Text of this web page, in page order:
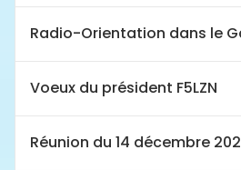
Radio-Orientation dans le
Voeux du président F5LZN
Réunion du 14 décembre